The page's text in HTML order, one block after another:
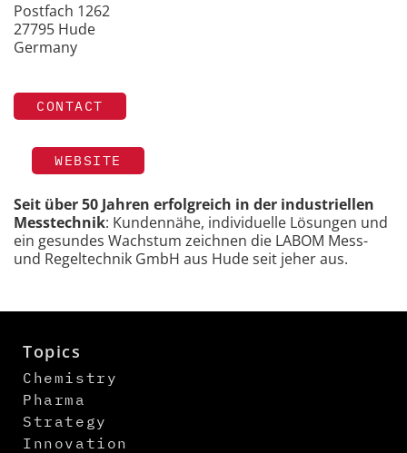
Postfach 1262
27795 Hude
Germany
CONTACT
WEBSITE
Seit über 50 Jahren erfolgreich in der industriellen
Messtechnik: Kundennähe, individuelle Lösungen und
ein gesundes Wachstum zeichnen die LABOM Mess-
und Regeltechnik GmbH aus Hude seit jeher aus.
Topics
Chemistry
Pharma
Strategy
Innovation